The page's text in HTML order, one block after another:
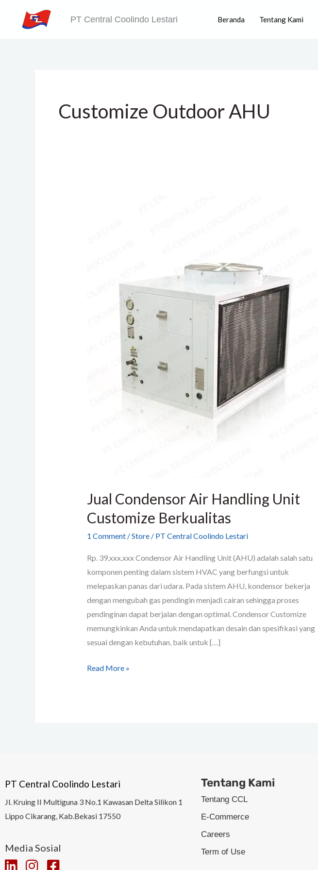
PT Central Coolindo Lestari Beranda Tentang Kami
Customize Outdoor AHU
Jual Condensor Air Handling Unit
Customize Berkualitas
1 Comment /Store/ PT Central Coolindo Lestari
Rp. 39.xxx.xxx Condensor Air Handling Unit (AHU) adalah salah satu
komponen penting dalam sistem HVAC yang berfungsi untuk
melepaskan panas dari udara. Pada sistem AHU, kondensor bekerja
dengan mengubah gas pendingin menjadi cairan sehingga proses
pendinginan dapat berjalan dengan optimal. Condensor Customize
memungkinkan Anda untuk mendapatkan desain dan spesifikasi yang
sesuai dengan kebutuhan, baik untuk […]
Berkualitas
Read More »
PT Central Coolindo Lestari
Jl. Kruing II Multiguna 3 No.1 Kawasan Delta Silikon 1
Lippo Cikarang, Kab.Bekasi 17550
Media Sosial
Tentang Kami
Tentang CCL
E-Commerce
Careers
Term of Use